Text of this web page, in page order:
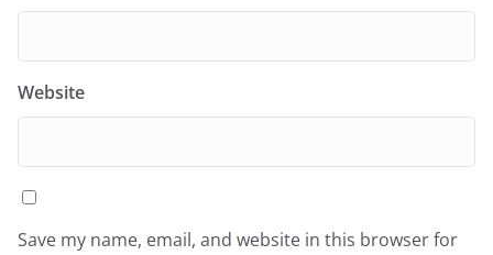
Website
Save my name, email, and website in this browser for